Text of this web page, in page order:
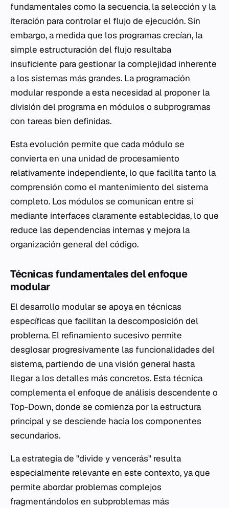
fundamentales como la secuencia, la selección y la
iteración para controlar el flujo de ejecución. Sin
embargo, a medida que los programas crecían, la
simple estructuración del flujo resultaba
insuficiente para gestionar la complejidad inherente
a los sistemas más grandes. La programación
modular responde a esta necesidad al proponer la
división del programa en módulos o subprogramas
con tareas bien definidas.
Esta evolución permite que cada módulo se
convierta en una unidad de procesamiento
relativamente independiente, lo que facilita tanto la
comprensión como el mantenimiento del sistema
completo. Los módulos se comunican entre sí
mediante interfaces claramente establecidas, lo que
reduce las dependencias internas y mejora la
organización general del código.
Técnicas fundamentales del enfoque
modular
El desarrollo modular se apoya en técnicas
específicas que facilitan la descomposición del
problema. El refinamiento sucesivo permite
desglosar progresivamente las funcionalidades del
sistema, partiendo de una visión general hasta
llegar a los detalles más concretos. Esta técnica
complementa el enfoque de análisis descendente o
Top-Down, donde se comienza por la estructura
principal y se desciende hacia los componentes
secundarios.
La estrategia de "divide y vencerás" resulta
especialmente relevante en este contexto, ya que
permite abordar problemas complejos
fragmentándolos en subproblemas más